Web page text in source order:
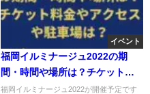
イベント
福岡イルミナージュ2022の期
間・時間や場所は？チケット料
金やアクセスは？
福岡イルミナージュ2022が開催予定です